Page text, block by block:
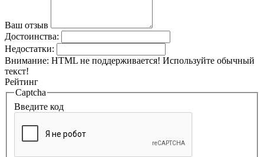
Ваш отзыв
Достоинства:
Недостатки:
Внимание: HTML не поддерживается! Используйте обычный
текст!
Рейтинг
Captcha
Введите код